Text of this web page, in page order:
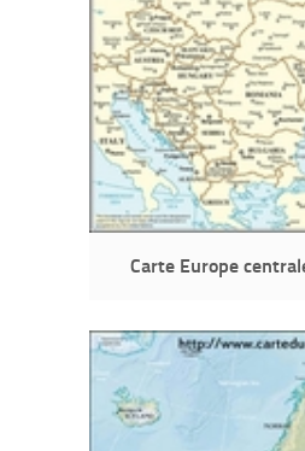
Carte Europe